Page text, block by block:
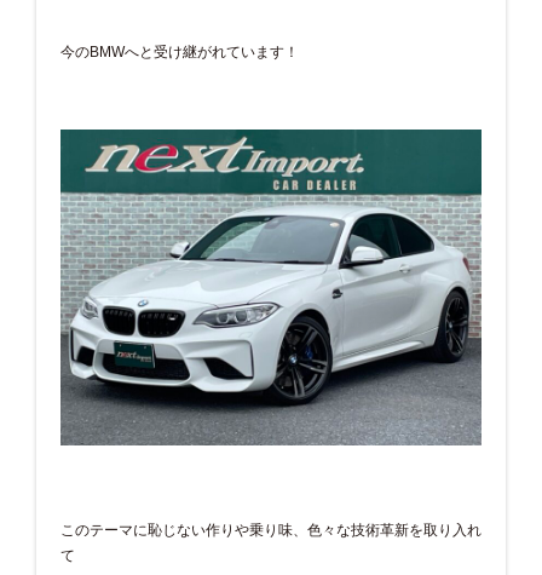
今のBMWへと受け継がれています！
このテーマに恥じない作りや乗り味、色々な技術革新を取り入れ
て